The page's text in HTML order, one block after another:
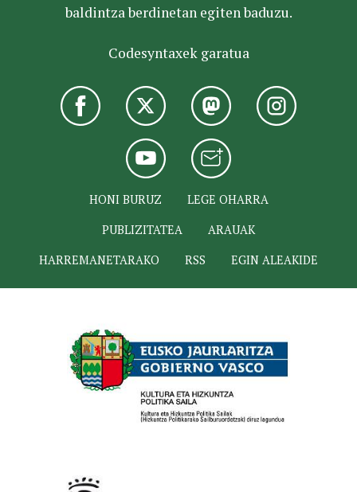
baldintza berdinetan egiten baduzu.
Codesyntaxek garatua
HONI BURUZ
LEGE OHARRA
PUBLIZITATEA
ARAUAK
HARREMANETARAKO
RSS EGIN ALEAKIDE